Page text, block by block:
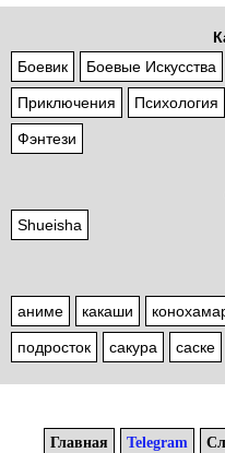
Боевик
Боевые Искусства
Приключения Психология
Фэнтези
Shueisha
аниме
какаши
подросток сакура саске
Главная Telegram